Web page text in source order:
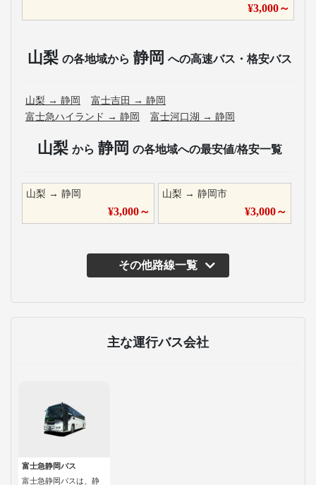
¥3,000～
山梨 の各地域から 静岡 への高速バス・格安バス
山梨 → 静岡 富士吉田 → 静岡
富士急ハイランド → 静岡 富士河口湖 → 静岡
山梨 から 静岡 の各地域への最安値/格安一覧
山梨 → 静岡
¥3,000～
山梨 →静岡市
¥3,000～
その他路線一覧
主な運行バス会社
富士急静岡バス
富士急静岡バスは、静